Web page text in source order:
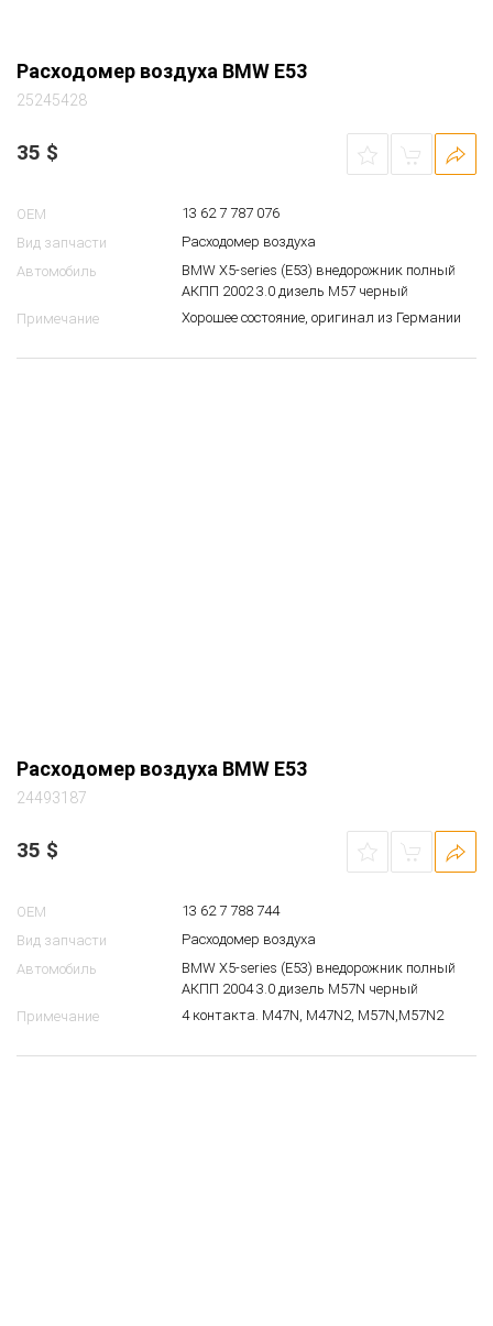
Расходомер воздуха BMW E53
25245428
35 $
OEM
13 62 7 787 076
Вид запчасти
Расходомер воздуха
Автомобиль
BMW X5-series (E53) внедорожник полный
АКПП 2002 3.0 дизель M57 черный
Примечание
Хорошее состояние, оригинал из Германии
Расходомер воздуха BMW E53
24493187
35 $
OEM
13 62 7 788 744
Вид запчасти
Расходомер воздуха
Автомобиль
BMW X5-series (E53) внедорожник полный
АКПП 2004 3.0 дизель M57N черный
Примечание
4 контакта. M47N, M47N2, M57N,M57N2